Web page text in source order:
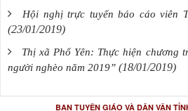
Hội nghị trực tuyến báo cáo viên
(23/01/2019)
Thị xã Phổ Yên: Thực hiện chương
người nghèo năm 2019” (18/01/2019)
BAN TUYÊN GIÁO VÀ DÂN VẬN